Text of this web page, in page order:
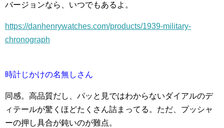
バージョンなら、いつでもあるよ。
https://danhenrywatches.com/products/1939-military-
chronograph
時計じかけの名無しさん
同感。高品質だし、パッと見ではわからないダイアルのデ
ィテールが驚くほどたくさん詰まってる。ただ、プッシャ
ーの押し具合が鈍いのが難点。